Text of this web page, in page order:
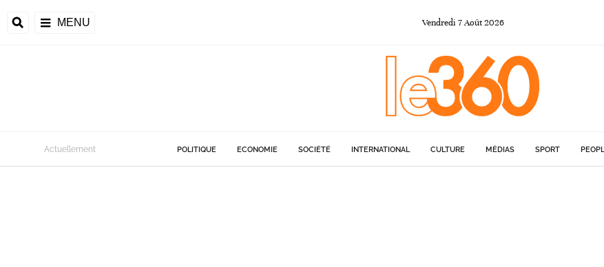
MENU Vendredi 7Août 2026
Actuellement POLITIQUE ECONOMIE SOCIÉTÉ INTERNATIONAL CULTURE MÉDIAS SPORT